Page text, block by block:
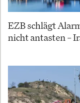
EZB schlägt
nicht antasten –